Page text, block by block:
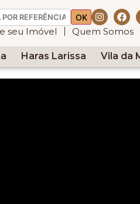
OK
seu Imóvel Quem Somos
Haras Larissa Vila da